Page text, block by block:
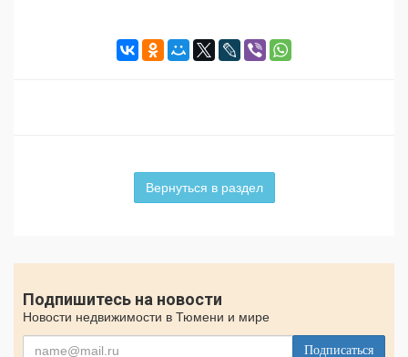
Вернуться в раздел
Подпишитесь на новости
Новости недвижимости в Тюмени и мире
Подписаться